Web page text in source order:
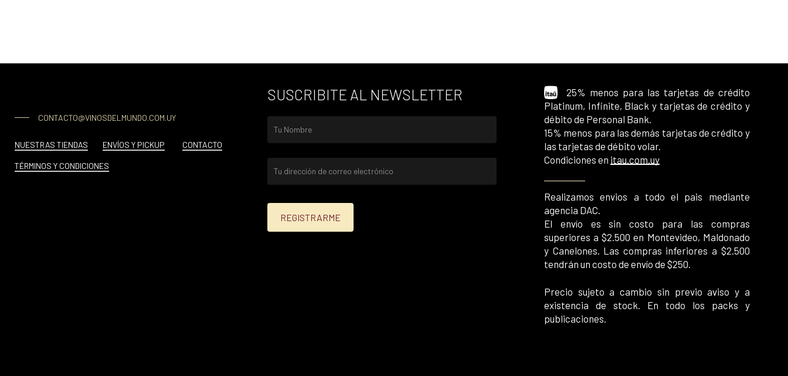
CONTACTO@VINOSDELMUNDO.COM.UY
NUESTRAS TIENDAS ENVÍOS Y PICKUP CONTACTO
TÉRMINOS Y CONDICIONES
SUSCRIBITE AL NEWSLETTER
25% menos para las tarjetas de crédito
Platinum, Infinite, Black y tarjetas de crédito y
débito de Personal Bank.
15% menos para las demás tarjetas de crédito y
las tarjetas de débito volar.
Condiciones en itau.com.uy
Realizamos envios a todo el pais mediante
agencia DAC.
El envío es sin costo para las compras
superiores a $2.500 en Montevideo, Maldonado
y Canelones. Las compras inferiores a $2.500
tendrán un costo de envío de $250.
Precio sujeto a cambio sin previo aviso y a
existencia de stock. En todo los packs y
publicaciones.